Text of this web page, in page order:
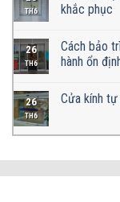
TH6
khắc phục
26
TH6
Cách bảo
hành ổn
26
TH6
Cửa kính